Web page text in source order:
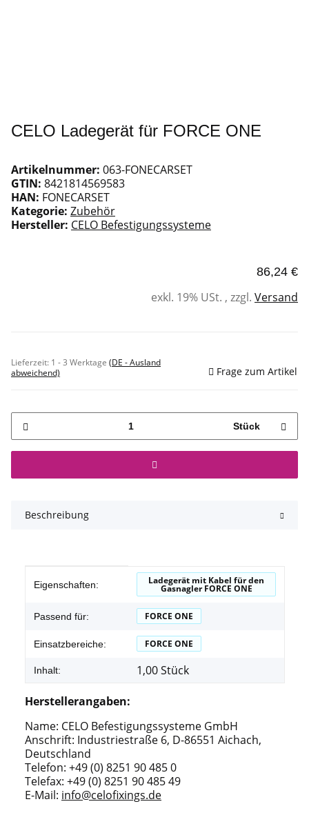
CELO Ladegerät für FORCE ONE
Artikelnummer: 063-FONECARSET
GTIN: 8421814569583
HAN: FONECARSET
Kategorie: Zubehör
Hersteller: CELO Befestigungssysteme
86,24 €
exkl. 19% USt. , zzgl. Versand
Lieferzeit: 1 - 3 Werktage (DE - Ausland
abweichend)
Frage zum Artikel
Stück
Beschreibung
Produkteigenschaft
Wert
Eigenschaften: Ladegerät mit Kabel für den
Gasnagler FORCE ONE
Passend für: FORCE ONE
Einsatzbereiche: FORCE ONE
Inhalt: 1,00 Stück
Herstellerangaben:
Name: CELO Befestigungssysteme GmbH
Anschrift: Industriestraße 6, D-86551 Aichach,
Deutschland
Telefon: +49 (0) 8251 90 485 0
Telefax: +49 (0) 8251 90 485 49
E-Mail: info@celofixings.de